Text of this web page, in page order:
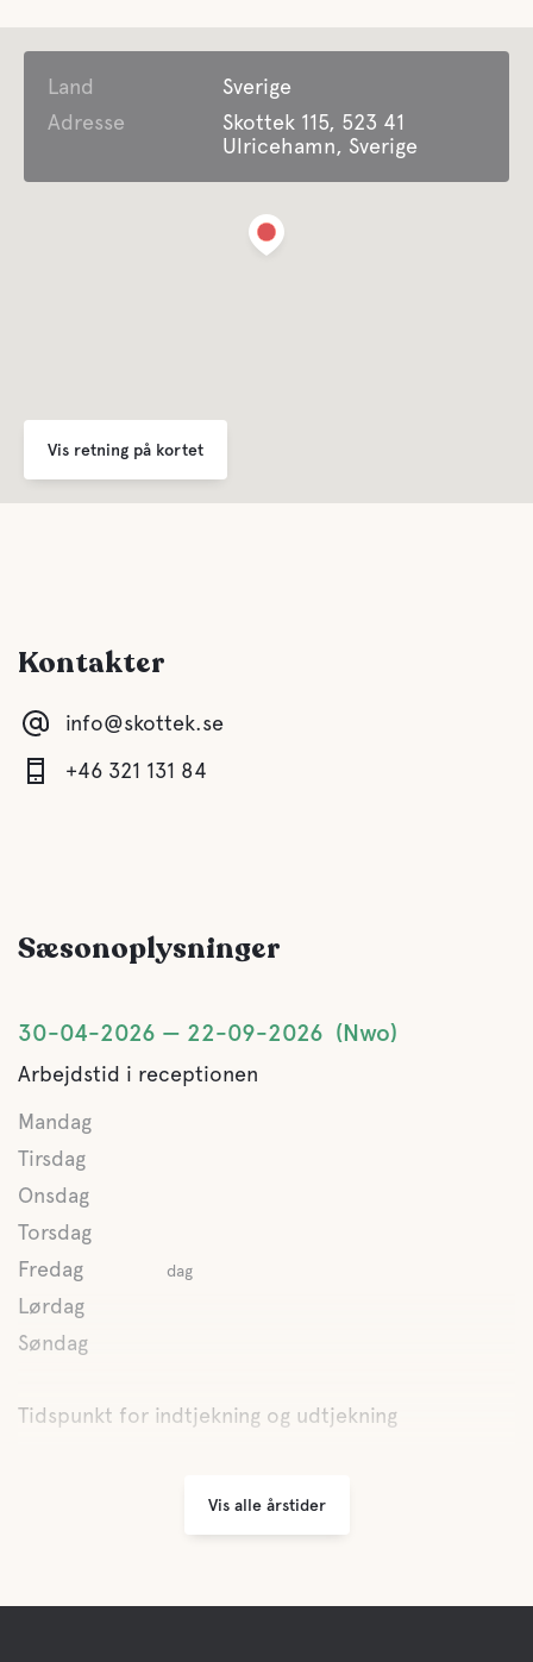
Tøjvask
Faciliteter for Disabled Guest
Lifepak defibrillator
Legeplads
Bruser
Køkken
Sauna
Tømning af latrin
Ferskvand
Mad og drikkevarer
Morgenmad
Buffe/frokost
Land
Sverige
Adresse
Skottek 115, 523 41
Ulricehamn, Sverige
Vis retning på kortet
Kontakter
info@skottek.se
+46 321 131 84
Sæsonoplysninger
30-04-2026 22-09-2026 Nwo
Arbejdstid i receptionen
Mandag
Tirsdag
Onsdag
Torsdag
Fredag
dag
Lørdag
Søndag
Tidspunkt for indtjekning og udtjekning
Vis alle årstider